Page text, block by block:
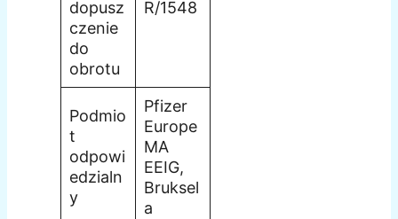
dopusz
czenie
do
obrotu
R/1548
Podmio
t
odpowi
edzialn
y
Pfizer
Europe
MA
EEIG,
Bruksel
a